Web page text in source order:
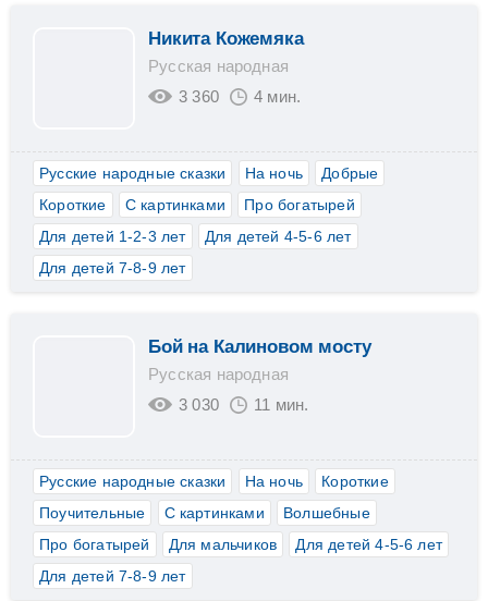
Никита Кожемяка
Русская народная
3 360
4 мин.
Русские народные сказки На ночь
Добрые
Короткие
С картинками
Про богатырей
Для детей 1-2-3 лет
Для детей 4-5-6 лет
Для детей 7-8-9 лет
Бой на Калиновом мосту
Русская народная
3 030
11 мин.
Русские народные сказки На ночь
Короткие
Поучительные
С картинками
Волшебные
Про богатырей
Для мальчиков
Для детей 4-5-6 лет
Для детей 7-8-9 лет